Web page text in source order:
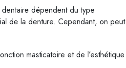
dentaire dépendent du type
de la denture. Cependant, on peut
masticatoire et de l’esthétique